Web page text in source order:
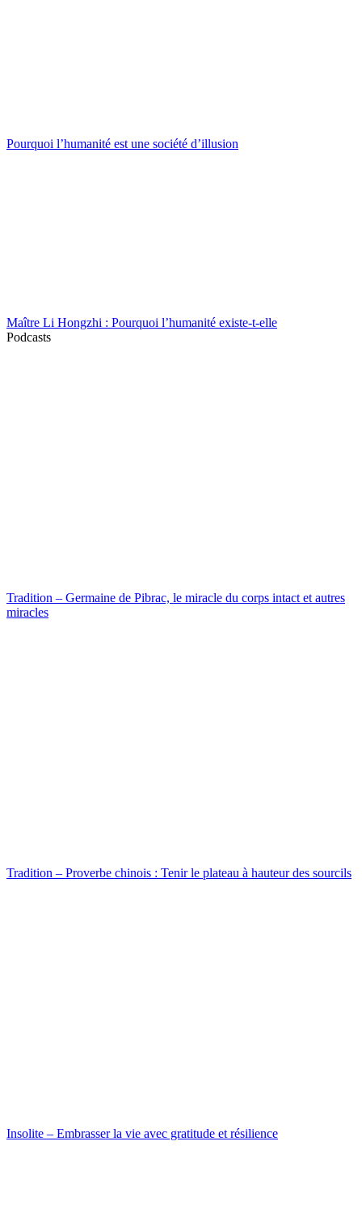
Pourquoi l’humanité est une société d’illusion
Maître Li Hongzhi : Pourquoi l’humanité existe-t-elle
Podcasts
Tradition – Germaine de Pibrac, le miracle du corps intact et autres
miracles
Tradition – Proverbe chinois : Tenir le plateau à hauteur des sourcils
Insolite – Embrasser la vie avec gratitude et résilience